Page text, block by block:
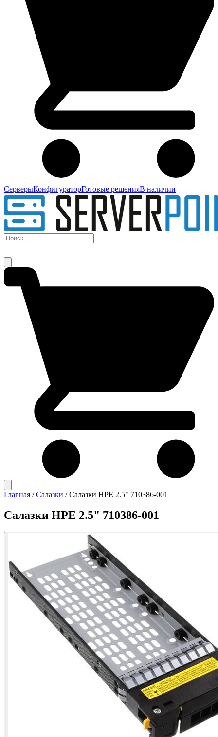
СерверыКонфигураторГотовые решенияВ наличии
Главная / Салазки / Салазки HPE 2.5" 710386-001
Салазки HPE 2.5" 710386-001